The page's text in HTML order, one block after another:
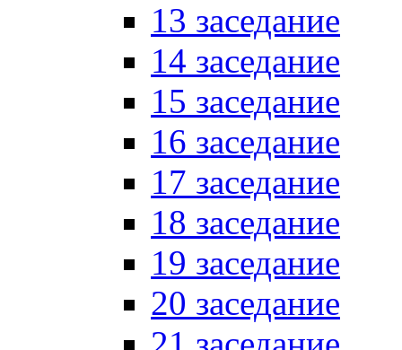
13 заседание
14 заседание
15 заседание
16 заседание
17 заседание
18 заседание
19 заседание
20 заседание